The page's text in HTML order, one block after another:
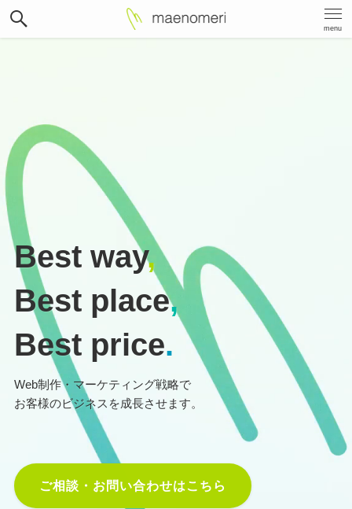
menu
Best way,
Best place,
Best price.
Web制作・マーケティング戦略で
お客様のビジネスを成長させます。
ご相談・お問い合わせはこちら